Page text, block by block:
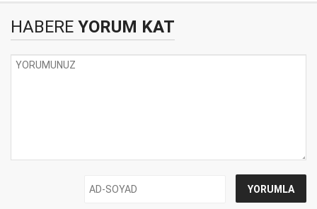
HABERE YORUM KAT